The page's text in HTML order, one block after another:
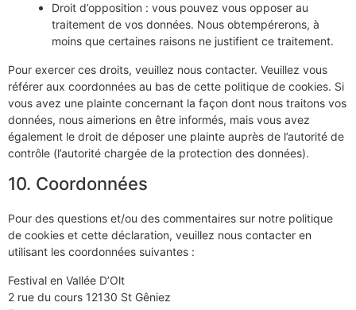
Droit d’opposition : vous pouvez vous opposer au
traitement de vos données. Nous obtempérerons, à
moins que certaines raisons ne justifient ce traitement.
Pour exercer ces droits, veuillez nous contacter. Veuillez vous
référer aux coordonnées au bas de cette politique de cookies. Si
vous avez une plainte concernant la façon dont nous traitons vos
données, nous aimerions en être informés, mais vous avez
également le droit de déposer une plainte auprès de l’autorité de
contrôle (l’autorité chargée de la protection des données).
10. Coordonnées
Pour des questions et/ou des commentaires sur notre politique
de cookies et cette déclaration, veuillez nous contacter en
utilisant les coordonnées suivantes :
Festival en Vallée D’Olt
2 rue du cours 12130 St Gêniez